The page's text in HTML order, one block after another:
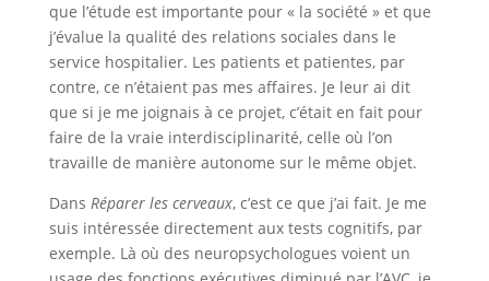
que l’étude est importante pour « la société » et que
j’évalue la qualité des relations sociales dans le
service hospitalier. Les patients et patientes, par
contre, ce n’étaient pas mes affaires. Je leur ai dit
que si je me joignais à ce projet, c’était en fait pour
faire de la vraie interdisciplinarité, celle où l’on
travaille de manière autonome sur le même objet.
Dans Réparer les cerveaux, c’est ce que j’ai fait. Je me
suis intéressée directement aux tests cognitifs, par
exemple. Là où des neuropsychologues voient un